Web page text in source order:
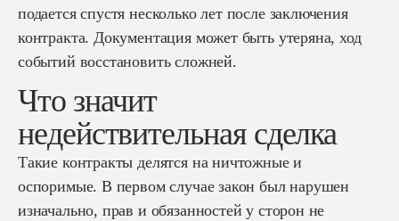
подается спустя несколько лет после заключения
контракта. Документация может быть утеряна, ход
событий восстановить сложней.
Что значит
недействительная сделка
Такие контракты делятся на ничтожные и
оспоримые. В первом случае закон был нарушен
изначально, прав и обязанностей у сторон не